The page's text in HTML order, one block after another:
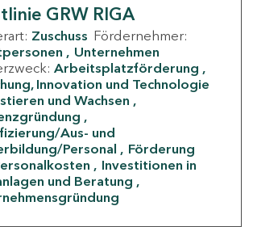
GRW RIGA
Zuschuss Fördernehmer:
Unternehmen
Arbeitsplatzförderung
Innovation und Technologie
und Wachsen
Aus- und
Personal
Förderung
Investitionen in
und Beratung